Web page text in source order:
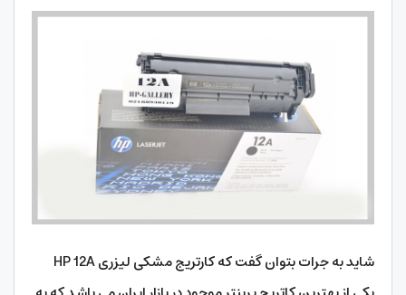
شاید به جرات بتوان گفت که کارتریج مشکی لیزری HP 12A